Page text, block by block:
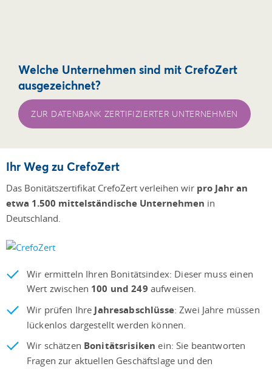
Welche Unternehmen sind mit CrefoZert
ausgezeichnet?
ZUR DATENBANK ZERTIFIZIERTER UNTERNEHMEN
Ihr Weg zu CrefoZert
Das Bonitätszertifikat CrefoZert verleihen wir pro Jahr an
etwa 1.500 mittelständische Unternehmen in
Deutschland.
Wir ermitteln Ihren Bonitätsindex: Dieser muss einen
Wert zwischen 100 und 249 aufweisen.
Wir prüfen Ihre Jahresabschlüsse: Zwei Jahre müssen
lückenlos dargestellt werden können.
Wir schätzen Bonitätsrisiken ein: Sie beantworten
Fragen zur aktuellen Geschäftslage und den